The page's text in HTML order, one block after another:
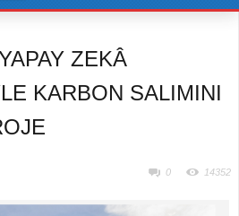
ZEKÂ
KARBON SALIMINI
0 14352